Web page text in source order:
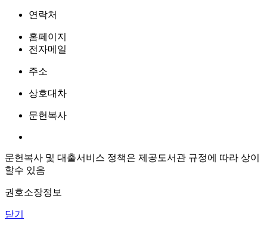
연락처
홈페이지
전자메일
주소
상호대차
문헌복사
문헌복사 및 대출서비스 정책은 제공도서관 규정에 따라 상이
할수 있음
권호소장정보
닫기